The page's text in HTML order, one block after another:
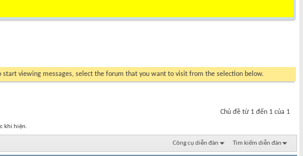
start viewing messages, select the forum that you want to visit from the selection below.
Chủ đề từ 1 đến 1 của 1
khi hiện.
Công cụ diễn đàn Tìm kiếm diễn đàn